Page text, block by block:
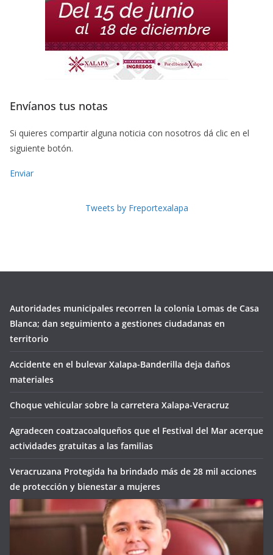
Envíanos tus notas
Si quieres compartir alguna noticia con nosotros dá clic en el
siguiente botón.
Enviar
Tweets by Freportexalapa
Autoridades municipales recorren la colonia Lomas de Casa
Blanca; dan seguimiento a gestiones ciudadanas en
territorio
Accidente en el bulevar Xalapa-Banderilla deja daños
materiales
Choque vehicular sobre la carretera Xalapa-Veracruz
Agradecen coatzacoalqueños que el Festival del Mar acerque
actividades gratuitas a las familias
Veracruzana Protegida ha brindado más de 28 mil acciones
de protección y bienestar a mujeres